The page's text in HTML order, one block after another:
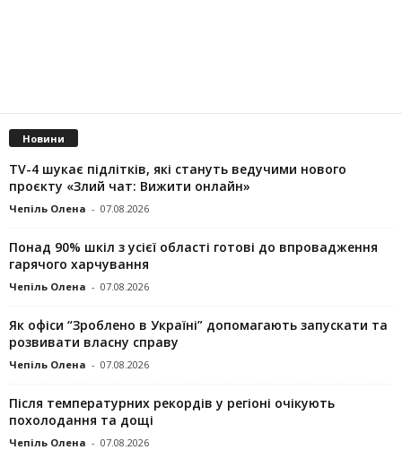
Новини
TV-4 шукає підлітків, які стануть ведучими нового
проєкту «Злий чат: Вижити онлайн»
Чепіль Олена - 07.08.2026
Понад 90% шкіл з усієї області готові до впровадження
гарячого харчування
Чепіль Олена - 07.08.2026
Як офіси “Зроблено в Україні” допомагають запускaти та
розвивати власну справу
Чепіль Олена - 07.08.2026
Після температурних рекордів у регіоні очікують
похолодання та дощі
Чепіль Олена - 07.08.2026